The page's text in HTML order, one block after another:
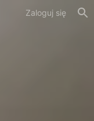
Zaloguj się